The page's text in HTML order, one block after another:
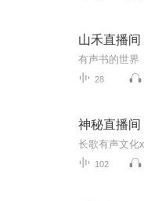
山禾直播间
有声书的世界
28
神秘直播间
102